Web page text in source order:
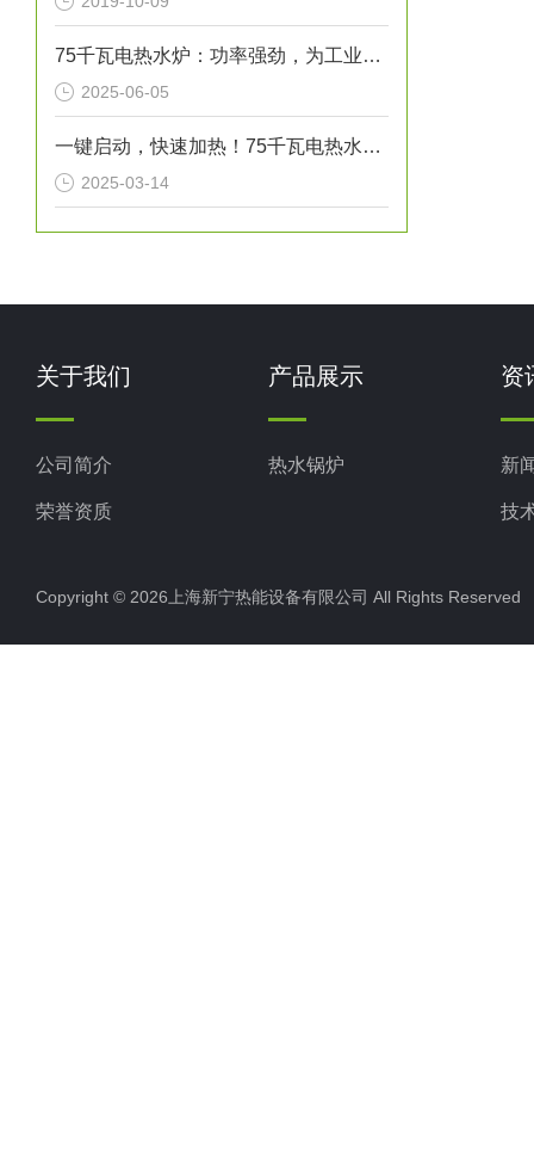
75千瓦电热水炉：功率强劲，为工业生产提供稳定热水源！
2025-06-05
一键启动，快速加热！75千瓦电热水炉打造高效热水解决方案！
2025-03-14
关于我们
公司简介
荣誉资质
产品展示
热水锅炉
资
新
技
Copyright © 2026上海新宁热能设备有限公司 All Rights